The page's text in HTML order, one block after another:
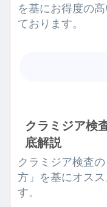
を基にお得度の
ております。
クラミジア検
底解説
クラミジア検査
方」を基にオス
す。